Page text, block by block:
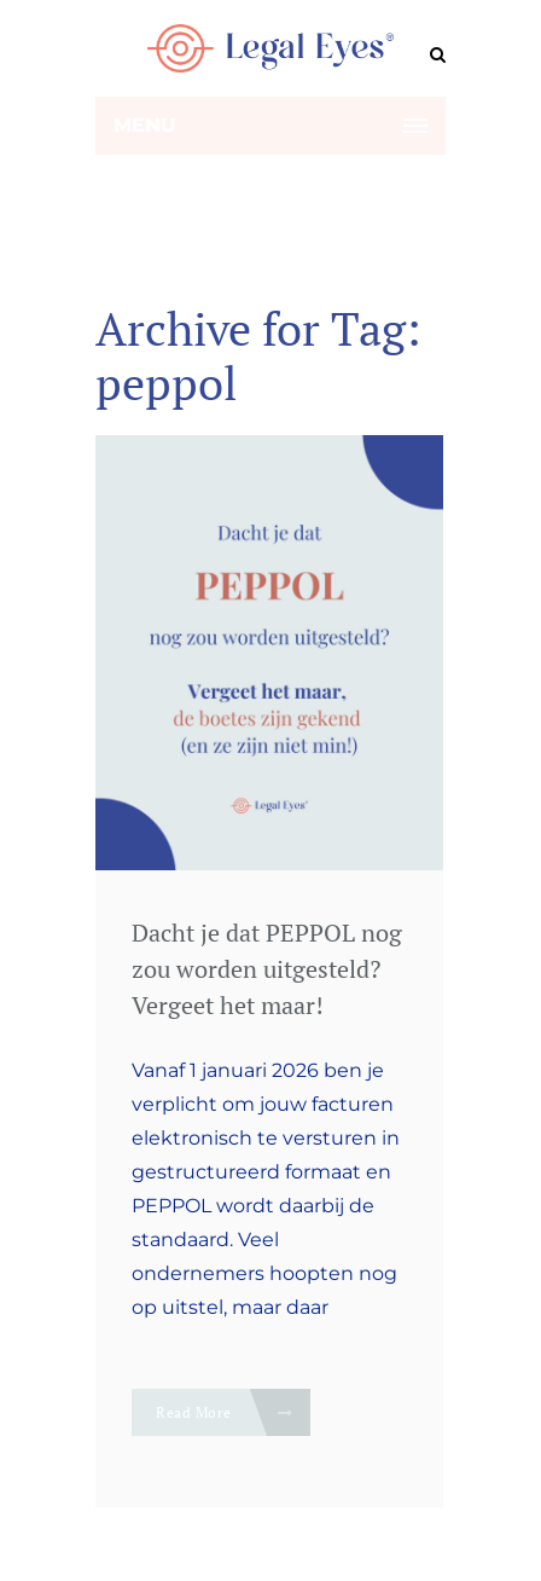
Archive for Tag:
peppol
Dacht je dat PEPPOL nog
zou worden uitgesteld?
Vergeet het maar!
Vanaf 1 januari 2026 ben je
verplicht om jouw facturen
elektronisch te versturen in
gestructureerd formaat en
PEPPOL wordt daarbij de
standaard. Veel
ondernemers hoopten nog
op uitstel, maar daar
Read More